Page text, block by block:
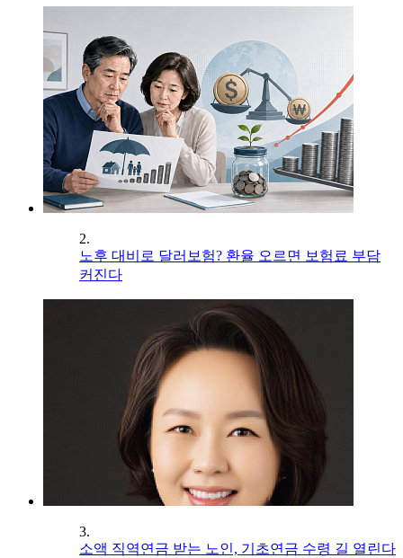
2.
노후 대비로 달러보험? 환율 오르면 보험료 부담
커진다
3.
소액 직역연금 받는 노인, 기초연금 수령 길 열린다